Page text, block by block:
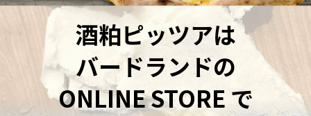
酒粕ピッツアは
バードランドの
ONLINE STORE で